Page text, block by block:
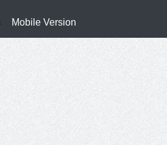
Mobile Version